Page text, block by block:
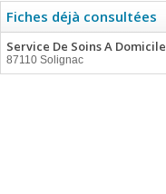
Fiches déjà consultées
Service De Soins A Domicile
87110 Solignac